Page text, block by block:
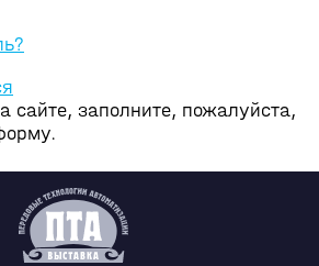
сайте, заполните, пожалуйста,